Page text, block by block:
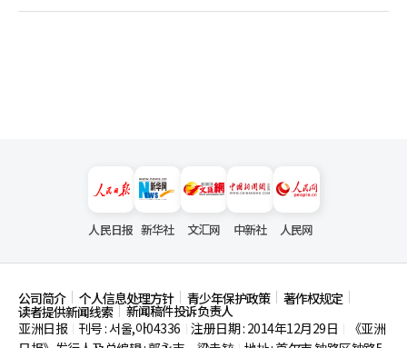
人民日报 新华社 文汇网 中新社 人民网
公司简介 个人信息处理方针 青少年保护政策 著作权规定
读者提供新闻线索
新闻稿件投诉负责人
亚洲日报
刊号 : 서울,아04336 注册日期 : 2014年12月29日
《亚洲